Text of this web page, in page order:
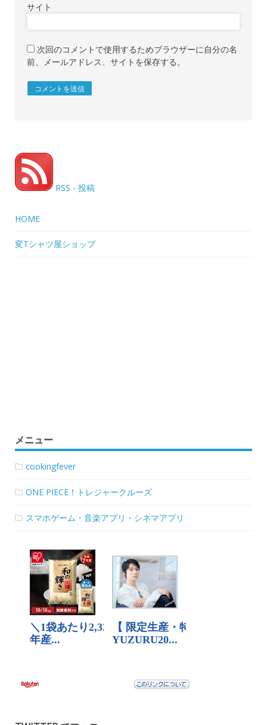
サイト
次回のコメントで使用するためブラウザーに自分の名
前、メールアドレス、サイトを保存する。
RSS - 投稿
HOME
変Tシャツ屋ショップ
メニュー
cookingfever
ONE PIECE！トレジャークルーズ
スマホゲーム・音楽アプリ・シネマアプリ